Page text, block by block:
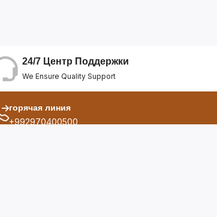
24/7 Центр Поддержки
We Ensure Quality Support
горячая линия
+992970400500